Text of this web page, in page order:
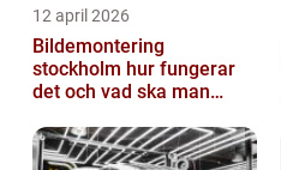
12 april 2026
Bildemontering
stockholm hur fungerar
det och vad ska man